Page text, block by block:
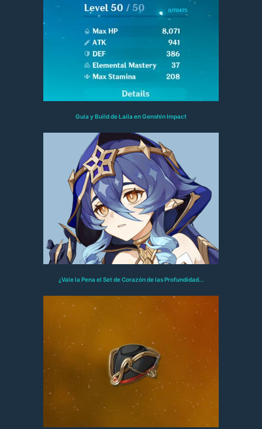
Guía y Build de Laila en Genshin Impact
¿Vale la Pena el Set de Corazón de las Profundidad...